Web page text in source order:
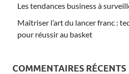
Les tendances business à
Maîtriser l’art du lancer franc :
pour réussir au basket
COMMENTAIRES RÉCENTS